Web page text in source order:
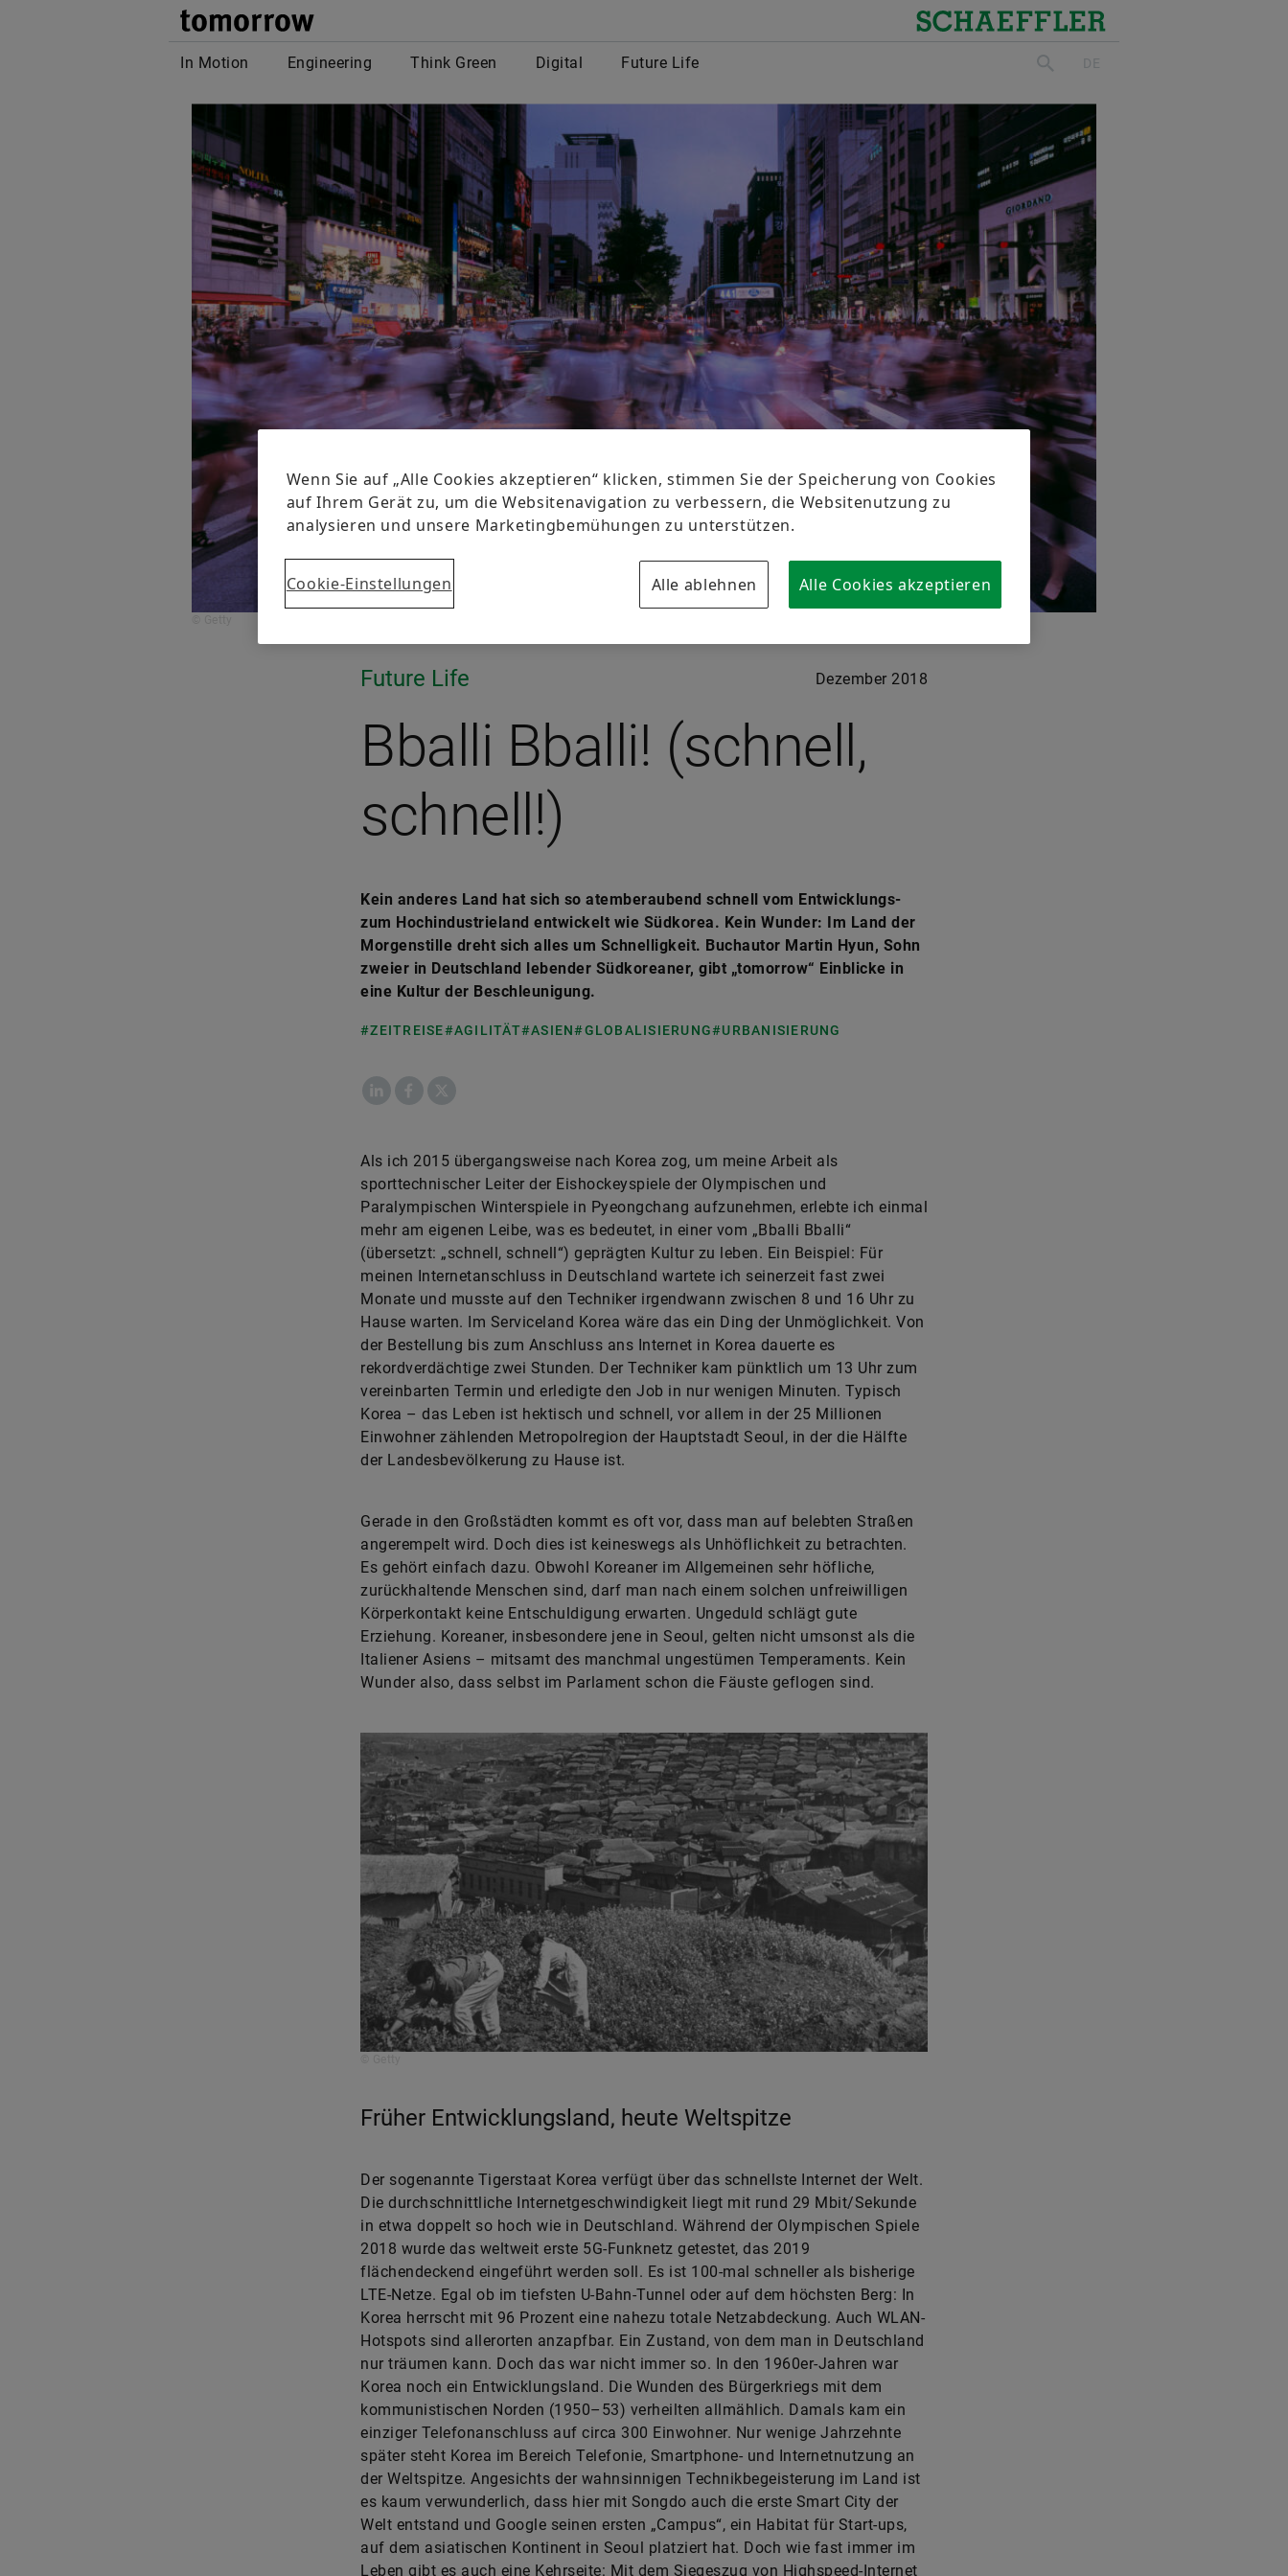
tomorrow Schaeffler
In Motion Engineering Think Green Digital Future Life suchenDE
Future Life Dezember 2018
Bballi Bballi! (schnell,
schnell!)
Kein anderes Land hat sich so atemberaubend schnell vom Entwicklungs-
zum Hochindustrieland entwickelt wie Südkorea. Kein Wunder: Im Land der
Morgenstille dreht sich alles um Schnelligkeit. Buchautor Martin Hyun, Sohn
zweier in Deutschland lebender Südkoreaner, gibt „tomorrow“ Einblicke in
eine Kultur der Beschleunigung.
#ZEITREISE#AGILITÄT#ASIEN#GLOBALISIERUNG#URBANISIERUNG
LinkedInFacebook
X
​Als ich 2015 übergangsweise nach Korea zog, um meine Arbeit als
sporttechnischer Leiter der Eishockeyspiele der Olympischen und
Paralympischen Winterspiele in Pyeongchang aufzunehmen, erlebte ich einmal
mehr am eigenen Leibe, was es bedeutet, in einer vom „Bballi Bballi“
(übersetzt: „schnell, schnell“) geprägten Kultur zu leben. Ein Beispiel: Für
meinen Internetanschluss in Deutschland wartete ich seinerzeit fast zwei
Monate und musste auf den Techniker irgendwann zwischen 8 und 16 Uhr zu
Hause warten. Im Serviceland Korea wäre das ein Ding der Unmöglichkeit. Von
der Bestellung bis zum Anschluss ans Internet in Korea dauerte es
rekordverdächtige zwei Stunden. Der Techniker kam pünktlich um 13 Uhr zum
vereinbarten Termin und erledigte den Job in nur wenigen Minuten. Typisch
Korea – das Leben ist hektisch und schnell, vor allem in der 25 Millionen
Einwohner zählenden Metropolregion der Hauptstadt Seoul, in der die Hälfte
der Landesbevölkerung zu Hause ist.
Gerade in den Großstädten kommt es oft vor, dass man auf belebten Straßen
angerempelt wird. Doch dies ist keineswegs als Unhöflichkeit zu betrachten.
Es gehört einfach dazu. Obwohl Koreaner im Allgemeinen sehr höfliche,
zurückhaltende Menschen sind, darf man nach einem solchen unfreiwilligen
Körperkontakt keine Entschuldigung erwarten. Ungeduld schlägt gute
Erziehung. Koreaner, insbesondere jene in Seoul, gelten nicht umsonst als die
Italiener Asiens – mitsamt des manchmal ungestümen Temperaments. Kein
Wunder also, dass selbst im Parlament schon die Fäuste geflogen sind.
Früher Entwicklungsland, heute Weltspitze
Der sogenannte Tigerstaat Korea verfügt über das schnellste Internet der Welt.
Die durchschnittliche Internetgeschwindigkeit liegt mit rund 29 Mbit/Sekunde
in etwa doppelt so hoch wie in Deutschland. Während der Olympischen Spiele
2018 wurde das weltweit erste 5G-Funknetz getestet, das 2019
flächendeckend eingeführt werden soll. Es ist 100-mal schneller als bisherige
LTE-Netze. Egal ob im tiefsten U-Bahn-Tunnel oder auf dem höchsten Berg: In
Korea herrscht mit 96 Prozent eine nahezu totale Netzabdeckung. Auch WLAN-
Hotspots sind allerorten anzapfbar. Ein Zustand, von dem man in Deutschland
nur träumen kann. Doch das war nicht immer so. In den 1960er-Jahren war
Korea noch ein Entwicklungsland. Die Wunden des Bürgerkriegs mit dem
kommunistischen Norden (1950–53) verheilten allmählich. Damals kam ein
einziger Telefonanschluss auf circa 300 Einwohner. Nur wenige Jahrzehnte
später steht Korea im Bereich Telefonie, Smartphone- und Internetnutzung an
der Weltspitze. Angesichts der wahnsinnigen Technikbegeisterung im Land ist
es kaum verwunderlich, dass hier mit Songdo auch die erste Smart City der
Welt entstand und Google seinen ersten „Campus“, ein Habitat für Start-ups,
auf dem asiatischen Kontinent in Seoul platziert hat. Doch wie fast immer im
Leben gibt es auch eine Kehrseite: Mit dem Siegeszug von Highspeed-Internet
Wenn Sie auf „Alle Cookies akzeptieren“ klicken, stimmen Sie der Speicherung von Cookies
auf Ihrem Gerät zu, um die Websitenavigation zu verbessern, die Websitenutzung zu
analysieren und unsere Marketingbemühungen zu unterstützen.
Cookie-Einstellungen Alle ablehnen Alle Cookies akzeptieren